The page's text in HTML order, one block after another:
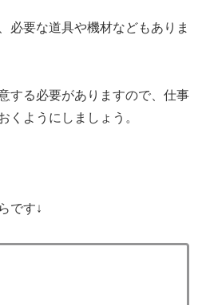
必要な道具や機材などもありま
する必要がありますので、仕事
くようにしましょう。
です↓